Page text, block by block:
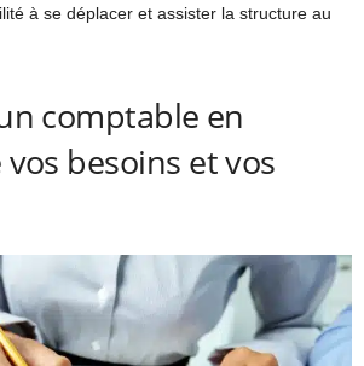
à se déplacer et assister la structure au
comptable en
besoins et vos